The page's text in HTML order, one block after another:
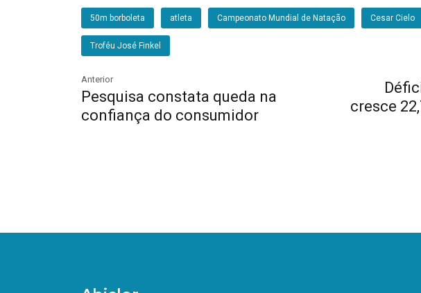
50m borboleta atleta Campeonato Mundial de Natação Cesar Cielo
Troféu José Finkel
Anterior
Pesquisa constata queda na
confiança do consumidor
cresce